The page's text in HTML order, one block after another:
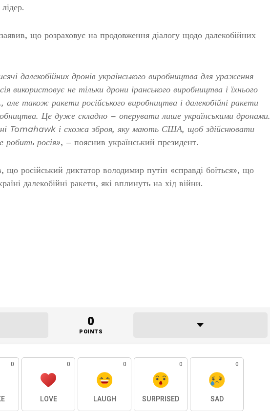
що розраховує на продовження діалогу щодо далекобійних
далекобійних дронів українського виробництва для ураження
використовує не тільки дрони іранського виробництва і їхнього
але також ракети російського виробництва і далекобійні ракети
Це дуже складно – оперувати лише українськими дронами.
Tomahawk і схожа зброя, яку мають США, щоб здійснювати
робить росія», – пояснив український президент.
що російський диктатор володимир путін «справді боїться», що
далекобійні ракети, які вплинуть на хід війни.
0
POINTS
0 0
LOVE
0
LAUGH
0
SURPRISED
0
SAD